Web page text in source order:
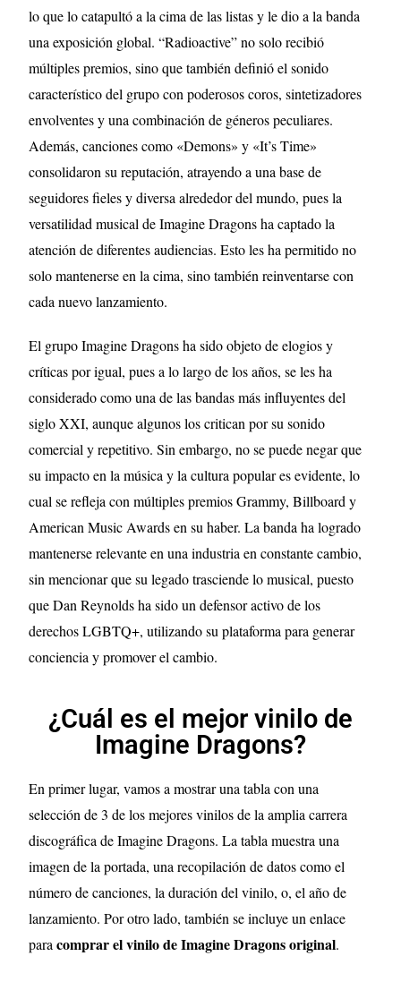
lo que lo catapultó a la cima de las listas y le dio a la banda
una exposición global. “Radioactive” no solo recibió
múltiples premios, sino que también definió el sonido
característico del grupo con poderosos coros, sintetizadores
envolventes y una combinación de géneros peculiares.
Además, canciones como «Demons» y «It’s Time»
consolidaron su reputación, atrayendo a una base de
seguidores fieles y diversa alrededor del mundo, pues la
versatilidad musical de Imagine Dragons ha captado la
atención de diferentes audiencias. Esto les ha permitido no
solo mantenerse en la cima, sino también reinventarse con
cada nuevo lanzamiento.
El grupo Imagine Dragons ha sido objeto de elogios y
críticas por igual, pues a lo largo de los años, se les ha
considerado como una de las bandas más influyentes del
siglo XXI, aunque algunos los critican por su sonido
comercial y repetitivo. Sin embargo, no se puede negar que
su impacto en la música y la cultura popular es evidente, lo
cual se refleja con múltiples premios Grammy, Billboard y
American Music Awards en su haber. La banda ha logrado
mantenerse relevante en una industria en constante cambio,
sin mencionar que su legado trasciende lo musical, puesto
que Dan Reynolds ha sido un defensor activo de los
derechos LGBTQ+, utilizando su plataforma para generar
conciencia y promover el cambio.
¿Cuál es el mejor vinilo de
Imagine Dragons?
En primer lugar, vamos a mostrar una tabla con una
selección de 3 de los mejores vinilos de la amplia carrera
discográfica de Imagine Dragons. La tabla muestra una
imagen de la portada, una recopilación de datos como el
número de canciones, la duración del vinilo, o, el año de
lanzamiento. Por otro lado, también se incluye un enlace
paracomprar el vinilo de Imagine Dragons original.